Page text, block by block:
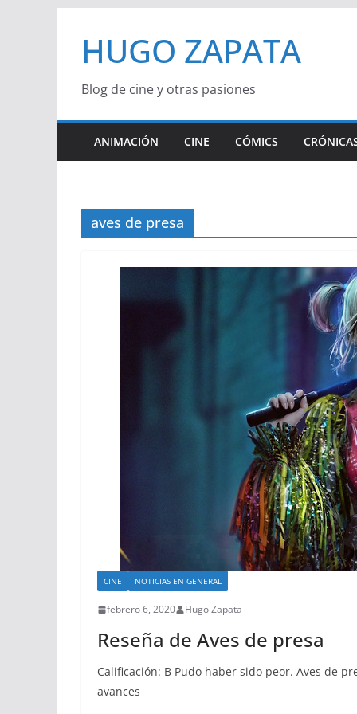
contenido
HUGO ZAPATA
Blog de cine y otras pasiones
ANIMACIÓN CINE CÓMICS
aves de presa
CINE NOTICIAS EN GENERAL
febrero 6, 2020 Hugo Zapata
Reseña de Aves de presa
Calificación: B Pudo haber sido peor. Aves de
avances